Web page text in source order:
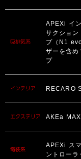
吸排気系
APEXi イ
サクショ
プ（N1
ザーを含
プ
インテリア RECARO
エクステリア AKEa
電装系
APEXi ス
ントローラ